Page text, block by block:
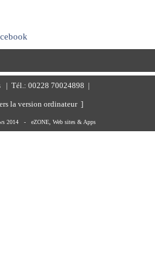
| Tél.: 00228 70024898 |
la version ordinateur ]
2014 - eZONE, Web sites & Apps